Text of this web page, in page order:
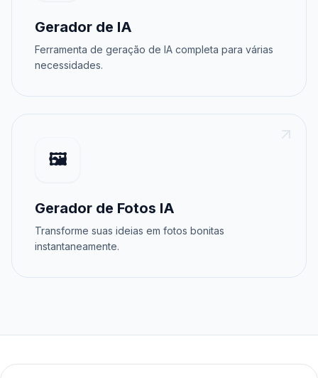
Gerador de IA
Ferramenta de geração de IA completa para várias
necessidades.
🖼️
Gerador de Fotos IA
Transforme suas ideias em fotos bonitas
instantaneamente.